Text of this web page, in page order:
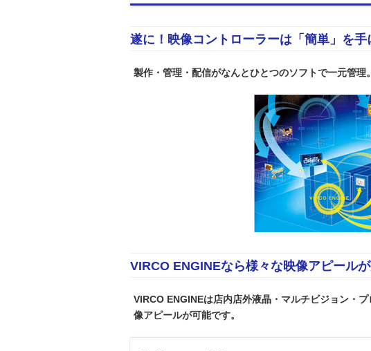
遂に！映像コントローラーは「簡単」を手
製作・管理・配信がなんとひとつのソフトで一元管
VIRCO ENGINEなら様々な映像アピール
VIRCO ENGINEは店内店外液晶・マルチビジョン・
像アピールが可能です。